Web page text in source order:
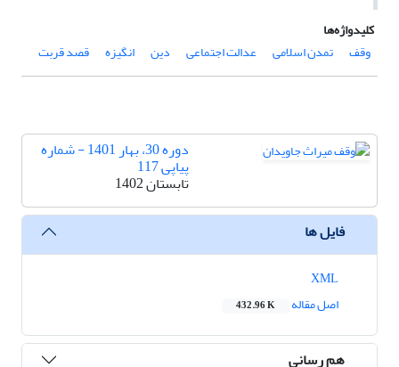
کلیدواژه‌ها
وقف
تمدن اسلامی عدالت اجتماعی دین انگیزه قصد قربت
دوره 30، بهار 1401 - شماره
پیاپی 117
تابستان 1402
فایل ها
اصل مقاله
432.96 K
هم رسانی